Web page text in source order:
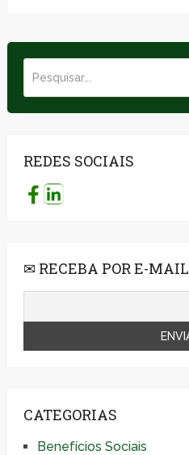
REDES SOCIAIS
✉ RECEBA POR E-MAIL
CATEGORIAS
Benefícios Sociais